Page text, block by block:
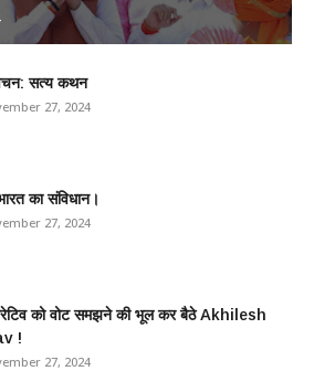
सत्य कथन
27, 2024
का संविधान।
27, 2024
को वोट समझने की भूल कर बैठे Akhilesh
!
27, 2024